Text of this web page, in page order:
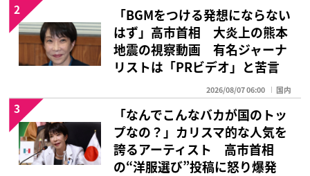
「BGMをつける発想にならない
はず」高市首相 大炎上の熊本
地震の視察動画 有名ジャーナ
リストは「PRビデオ」と苦言
2026/08/07 06:00 国内
2
「なんでこんなバカが国のトッ
プなの？」カリスマ的な人気を
誇るアーティスト 高市首相
の“洋服選び”投稿に怒り爆発
3